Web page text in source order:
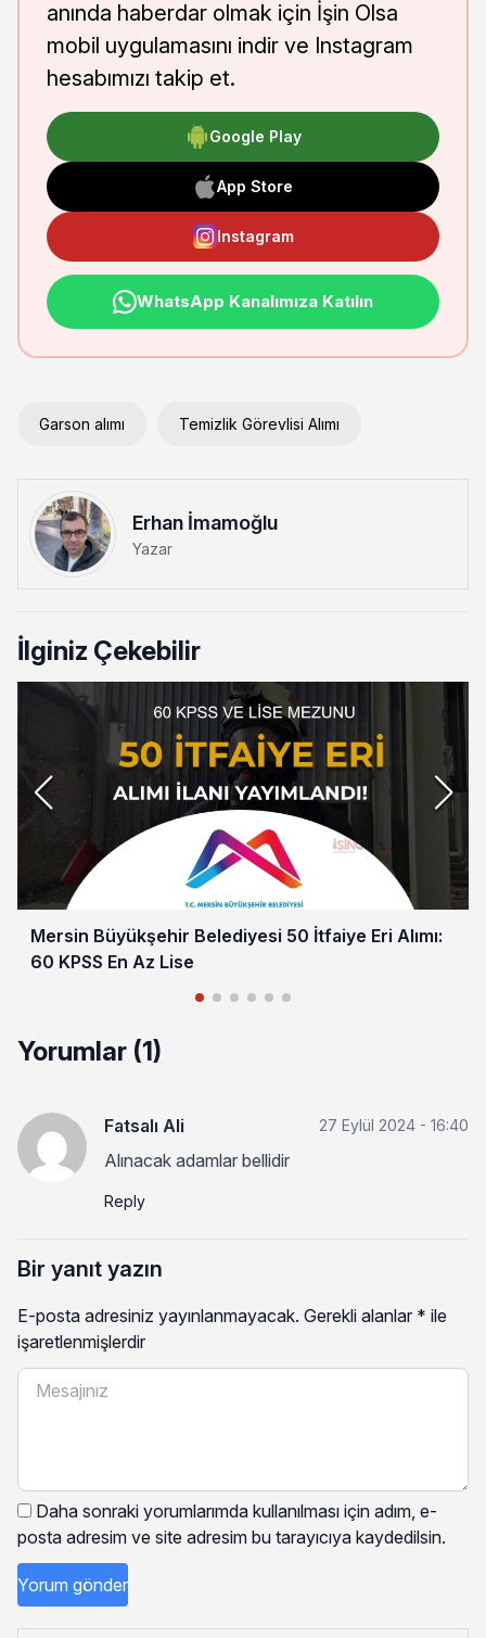
anında haberdar olmak için İşin Olsa
mobil uygulamasını indir ve Instagram
hesabımızı takip et.
Google Play
App Store
Instagram
WhatsApp Kanalımıza Katılın
Garson alımı Temizlik Görevlisi Alımı
Erhan İmamoğlu
Yazar
İlginiz Çekebilir
Mersin Büyükşehir Belediyesi 50 İtfaiye Eri Alımı:
60 KPSS En Az Lise
Yorumlar (1)
Fatsalı Ali 27 Eylül 2024 - 16:40
Alınacak adamlar bellidir
Reply
Bir yanıt yazın
E-posta adresiniz yayınlanmayacak. Gerekli alanlar * ile
işaretlenmişlerdir
Daha sonraki yorumlarımda kullanılması için adım, e-
posta adresim ve site adresim bu tarayıcıya kaydedilsin.